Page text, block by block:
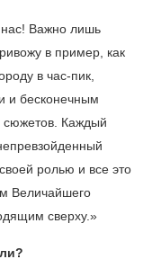
нас! Важно лишь
в пример, как
в час-пик,
и бесконечным
сюжетов. Каждый
ролью и все это
Величайшего
сверху.»